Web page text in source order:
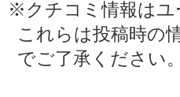
※クチコミ情報はユ
これらは投稿時の
でご了承ください。